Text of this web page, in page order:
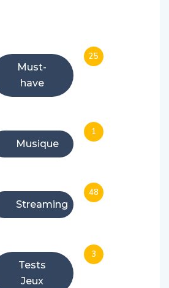
Must-
have
25
Musique
1
Streaming
48
Tests
Jeux
3